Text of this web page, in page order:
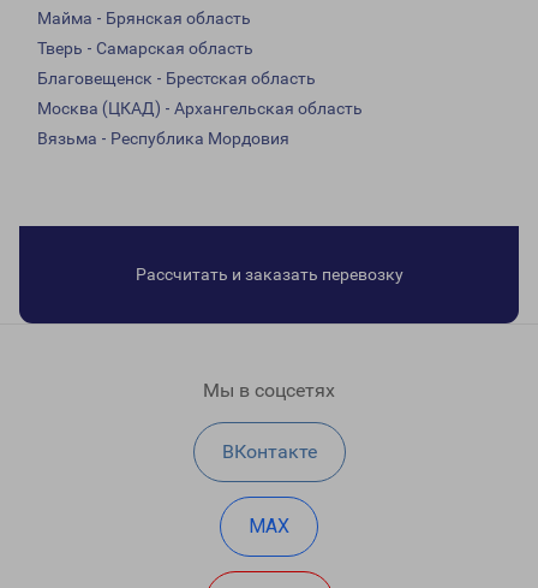
Майма - Брянская область
Тверь - Самарская область
Благовещенск - Брестская область
Москва (ЦКАД) - Архангельская область
Вязьма - Республика Мордовия
Рассчитать и заказать перевозку
Мы в соцсетях
ВКонтакте
MAX